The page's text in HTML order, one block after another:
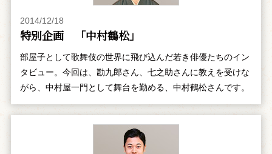
2014/12/18
特別企画 「中村鶴松」
部屋子として歌舞伎の世界に飛び込んだ若き俳優たちのイン
タビュー。今回は、勘九郎さん、七之助さんに教えを受けな
がら、中村屋一門として舞台を勤める、中村鶴松さんです。